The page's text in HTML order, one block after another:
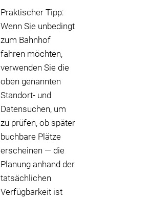
Praktischer Tipp:
Wenn Sie unbedingt
zum Bahnhof
fahren möchten,
verwenden Sie die
oben genannten
Standort- und
Datensuchen, um
zu prüfen, ob später
buchbare Plätze
erscheinen — die
Planung anhand der
tatsächlichen
Verfügbarkeit ist